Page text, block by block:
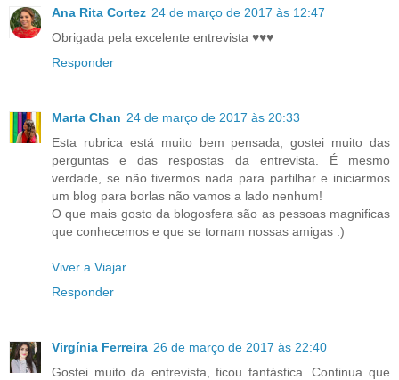
Ana Rita Cortez 24 de março de 2017 às 12:47
Obrigada pela excelente entrevista ♥️♥️♥️
Responder
Marta Chan 24 de março de 2017 às 20:33
Esta rubrica está muito bem pensada, gostei muito das
perguntas e das respostas da entrevista. É mesmo
verdade, se não tivermos nada para partilhar e iniciarmos
um blog para borlas não vamos a lado nenhum!
O que mais gosto da blogosfera são as pessoas magnificas
que conhecemos e que se tornam nossas amigas :)
Viver a Viajar
Responder
Virgínia Ferreira 26 de março de 2017 às 22:40
Gostei muito da entrevista, ficou fantástica. Continua que